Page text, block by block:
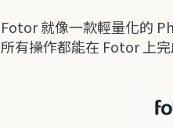
Fotor 就像一款輕量化的
所有操作都能在 Fotor 上完